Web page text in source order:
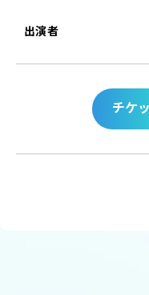
出演者
チケ